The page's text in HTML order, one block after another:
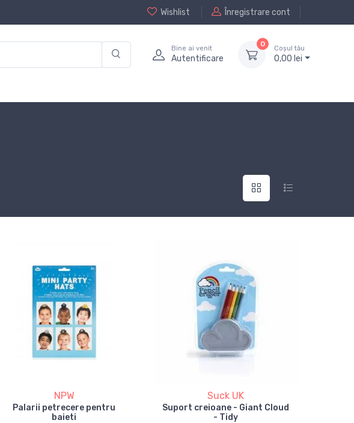
Wishlist Înregistrare cont
Bine ai venit
Autentificare
0
Coșul tău
0,00 lei
NPW
Palarii petrecere pentru
baieti
Suck UK
Suport creioane - Giant Cloud
- Tidy